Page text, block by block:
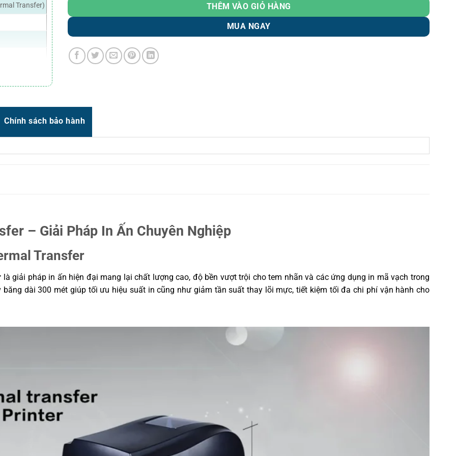
Transfer)
(tùy chọn)
dài tem: 10
mm (Cao)
thiết kế tem
Zalo0987.835.345
Zalo0987.919.040
Thời gian:Từ 8h-17h30 Thứ 2 đến Thứ 7
THÊM VÀO GIỎ HÀNG
MUA NGAY
Chính sách bảo hành
– Giải Pháp In Ấn Chuyên Nghiệp
Transfer
là giải pháp in ấn hiện đại mang lại chất lượng cao, độ bền vượt trội cho tem nhãn và các ứng dụng in mã vạch trong
dài 300 mét giúp tối ưu hiệu suất in cũng như giảm tần suất thay lõi mực, tiết kiệm tối đa chi phí vận hành cho